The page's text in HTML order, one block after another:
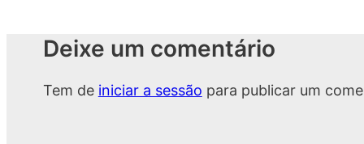
Deixe um comentário
Tem de iniciar a sessão para publicar um